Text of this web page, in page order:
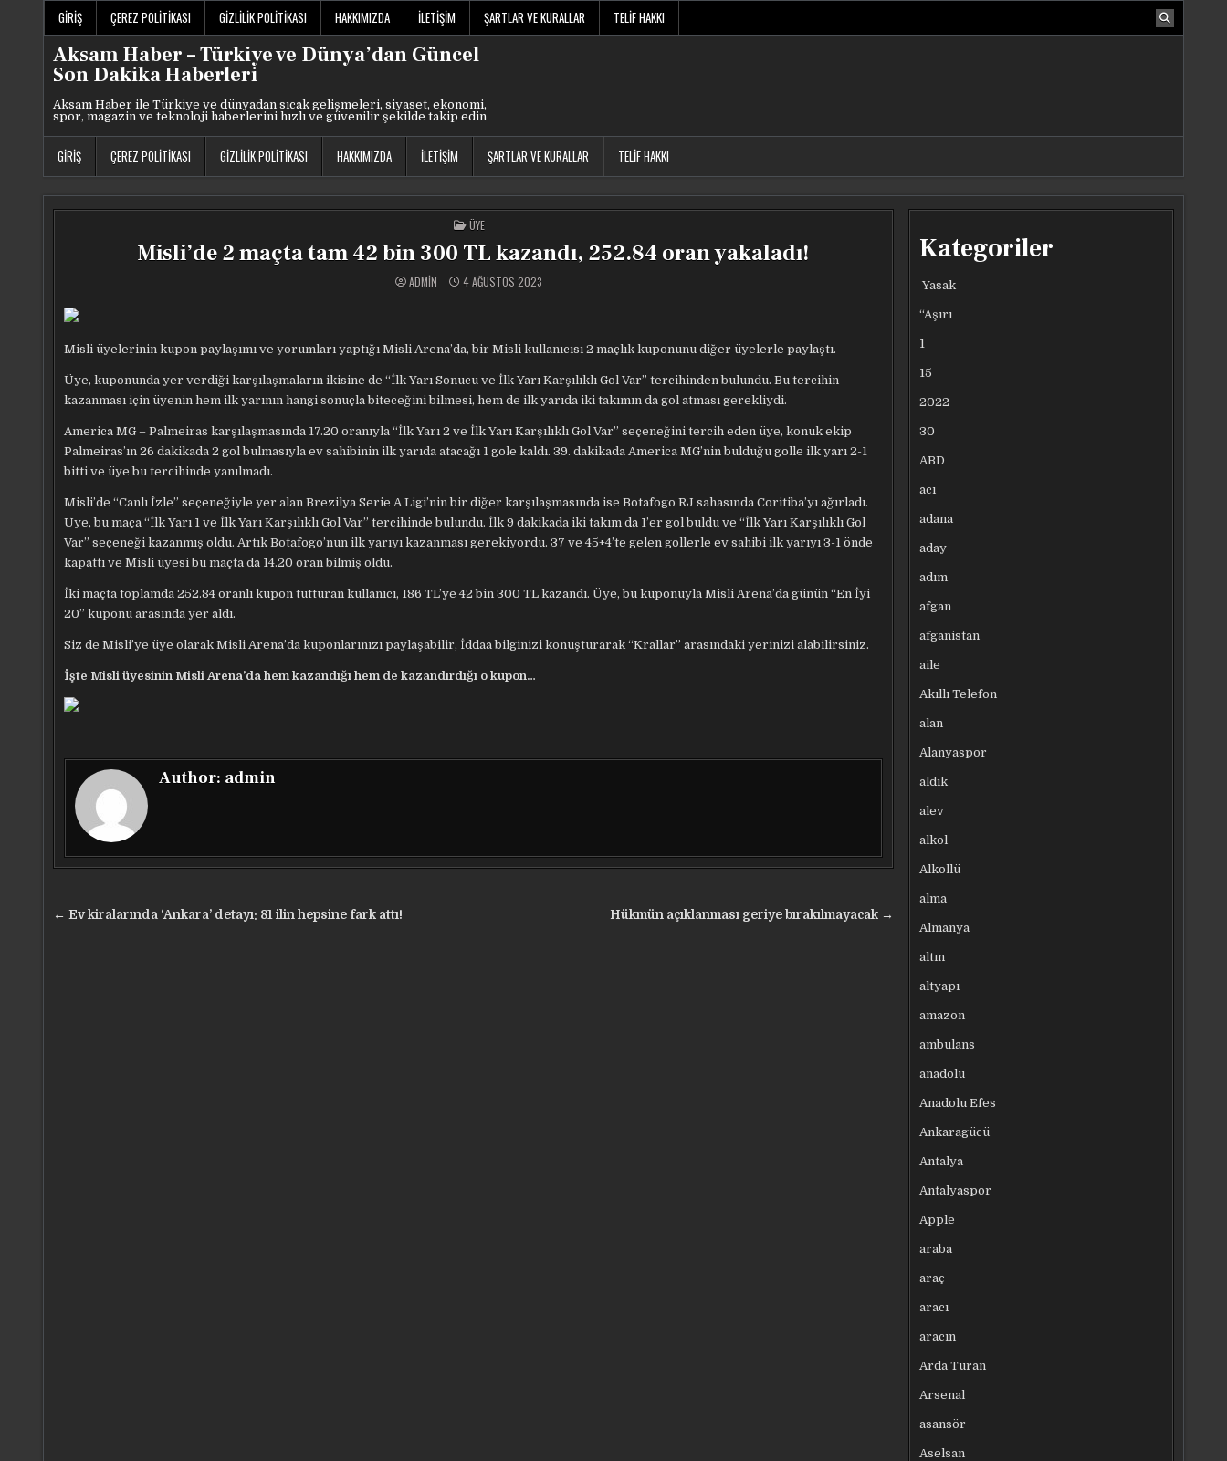
GIRIŞ ÇEREZ POLITIKASI GIZLILIK POLITIKASI HAKKIMIZDA İLETIŞIM ŞARTLAR VE KURALLAR TELIF HAKKI
Aksam Haber – Türkiye ve Dünya’dan Güncel
Son Dakika Haberleri
Aksam Haber ile Türkiye ve dünyadan sıcak gelişmeleri, siyaset, ekonomi,
spor, magazin ve teknoloji haberlerini hızlı ve güvenilir şekilde takip edin
GIRIŞ ÇEREZ POLITIKASI GIZLILIK POLITIKASI HAKKIMIZDA İLETIŞIM ŞARTLAR VE KURALLAR TELIF HAKKI
POSTED
IN
ÜYE
Misli’de 2 maçta tam 42 bin 300 TL kazandı, 252.84 oran yakaladı!
ADMIN 4 AĞUSTOS 2023
Misli üyelerinin kupon paylaşımı ve yorumları yaptığı Misli Arena’da, bir Misli kullanıcısı 2 maçlık kuponunu diğer üyelerle paylaştı.
Üye, kuponunda yer verdiği karşılaşmaların ikisine de “İlk Yarı Sonucu ve İlk Yarı Karşılıklı Gol Var” tercihinden bulundu. Bu tercihin
kazanması için üyenin hem ilk yarının hangi sonuçla biteceğini bilmesi, hem de ilk yarıda iki takımın da gol atması gerekliydi.
America MG – Palmeiras karşılaşmasında 17.20 oranıyla “İlk Yarı 2 ve İlk Yarı Karşılıklı Gol Var” seçeneğini tercih eden üye, konuk ekip
Palmeiras’ın 26 dakikada 2 gol bulmasıyla ev sahibinin ilk yarıda atacağı 1 gole kaldı. 39. dakikada America MG’nin bulduğu golle ilk yarı 2-1
bitti ve üye bu tercihinde yanılmadı.
Misli’de “Canlı İzle” seçeneğiyle yer alan Brezilya Serie A Ligi’nin bir diğer karşılaşmasında ise Botafogo RJ sahasında Coritiba’yı ağırladı.
Üye, bu maça “İlk Yarı 1 ve İlk Yarı Karşılıklı Gol Var” tercihinde bulundu. İlk 9 dakikada iki takım da 1’er gol buldu ve “İlk Yarı Karşılıklı Gol
Var” seçeneği kazanmış oldu. Artık Botafogo’nun ilk yarıyı kazanması gerekiyordu. 37 ve 45+4’te gelen gollerle ev sahibi ilk yarıyı 3-1 önde
kapattı ve Misli üyesi bu maçta da 14.20 oran bilmiş oldu.
İki maçta toplamda 252.84 oranlı kupon tutturan kullanıcı, 186 TL’ye 42 bin 300 TL kazandı. Üye, bu kuponuyla Misli Arena’da günün “En İyi
20” kuponu arasında yer aldı.
Siz de Misli’ye üye olarak Misli Arena’da kuponlarınızı paylaşabilir, İddaa bilginizi konuşturarak “Krallar” arasındaki yerinizi alabilirsiniz.
İşte Misli üyesinin Misli Arena’da hem kazandığı hem de kazandırdığı o kupon…
Author: admin
Yazı Hükmün açıklanması geriye bırakılmayacak →
← Ev kiralarında ‘Ankara’ detayı: 81 ilin hepsine fark attı!
Kategoriler
Yasak
“Aşırı
1
15
2022
30
ABD
acı
adana
aday
adım
afgan
afganistan
aile
Akıllı Telefon
alan
Alanyaspor
aldık
alev
alkol
Alkollü
alma
Almanya
altın
altyapı
amazon
ambulans
anadolu
Anadolu Efes
Ankaragücü
Antalya
Antalyaspor
Apple
araba
araç
aracı
aracın
Arda Turan
Arsenal
asansör
Aselsan